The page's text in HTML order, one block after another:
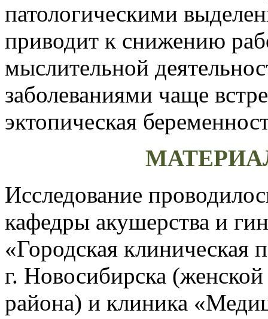
патологическими
приводит к снижению
мыслительной
заболеваниями чаще
эктопическая
Исследование
кафедры акушерства и
«Городская
г. Новосибирска
района) и клиника